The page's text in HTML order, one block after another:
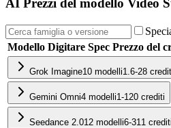
AI Prezzi del modello Video
Modello Digitare Spec Prezzo del
Grok Imagine10 modelli1.6-28
Gemini Omni4 modelli1-120 crediti
Seedance 2.012 modelli6-311